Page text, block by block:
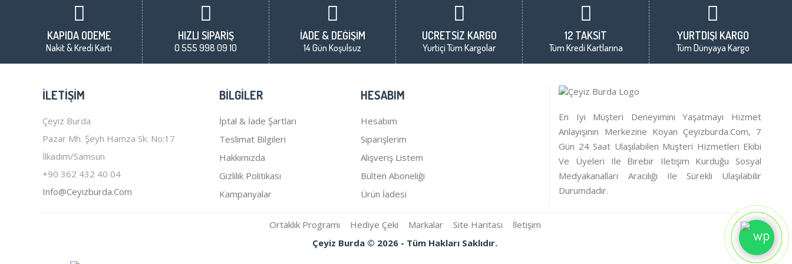
KAPIDA ÖDEME
Nakit & Kredi Kartı
HIZLI SİPARİŞ
0 555 998 09 10
İADE & DEĞİŞİM
14 Gün Koşulsuz
ÜCRETSİZ KARGO
Yurtiçi Tüm Kargolar
12 TAKSİT
Tüm Kredi Kartlarına
YURTDIŞI KARGO
Tüm Dünyaya Kargo
İLETIŞIM
Çeyiz Burda
Pazar Mh. Şeyh Hamza Sk. No:17
İlkadım/Samsun
+90 362 432 40 04
Info@ceyizburda.com
BILGILER
İptal & İade Şartları
Teslimat Bilgileri
Hakkımızda
Gizlilik Politikası
Kampanyalar
HESABIM
Hesabım
Siparişlerim
Alışveriş Listem
Bülten Aboneliği
Ürün İadesi
En Iyi Müşteri Deneyimini Yaşatmayı Hizmet
Anlayışının Merkezine Koyan Çeyizburda.com, 7
Gün 24 Saat Ulaşılabilen Müşteri Hizmetleri Ekibi
Ve Üyeleri Ile Birebir Iletişim Kurduğu Sosyal
Medyakanalları Aracılığı Ile Sürekli Ulaşılabilir
Durumdadır.
Ortaklık Programı Hediye Çeki Markalar Site Haritası
İletişim
Çeyiz Burda © 2026 - Tüm Hakları Saklıdır.